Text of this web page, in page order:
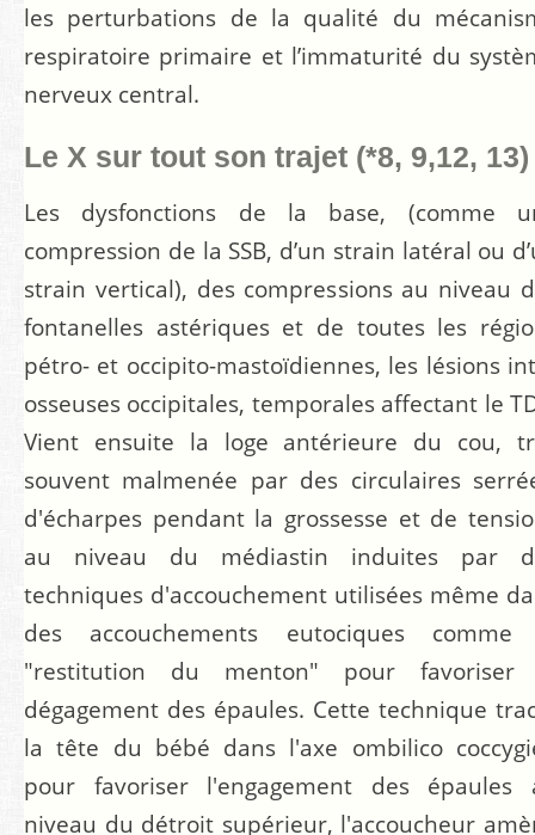
les perturbations de la qualité du
respiratoire primaire et l’immaturité du
nerveux central.
Le X sur tout son trajet (*8, 9,12, 13)
Les dysfonctions de la base, (comme
compression de la SSB, d’un strain latéral ou
strain vertical), des compressions au niveau
fontanelles astériques et de toutes les
pétro- et occipito-mastoïdiennes, les lésions
osseuses occipitales, temporales affectant le
Vient ensuite la loge antérieure du cou,
souvent malmenée par des circulaires
d'écharpes pendant la grossesse et de
au niveau du médiastin induites par
techniques d'accouchement utilisées même
des accouchements eutociques comme
"restitution du menton" pour favoriser
dégagement des épaules. Cette technique
la tête du bébé dans l'axe ombilico
pour favoriser l'engagement des épaules
niveau du détroit supérieur, l'accoucheur